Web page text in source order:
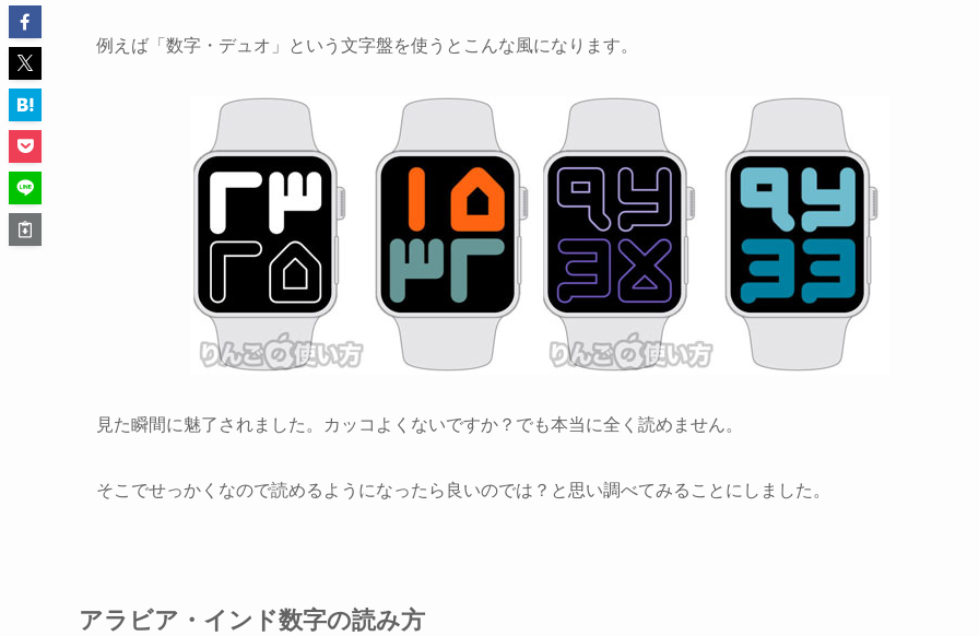
例えば「数字・デュオ」という文字盤を使うとこんな風になります。
見た瞬間に魅了されました。カッコよくないですか？でも本当に全く読めません。
そこでせっかくなので読めるようになったら良いのでは？と思い調べてみることにしました。
アラビア・インド数字の読み方